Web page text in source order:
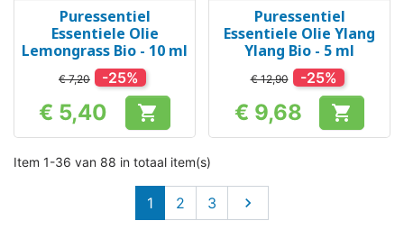
Puressentiel
Essentiele Olie
Lemongrass Bio - 10 ml
€ 7,20 -25%
Prijs
€ 5,40 
Puressentiel
Essentiele Olie Ylang
Ylang Bio - 5 ml
€ 12,90 -25%
Prijs
€ 9,68 
Item 1-36 van 88 in totaal item(s)
1 2 3 Volgende
